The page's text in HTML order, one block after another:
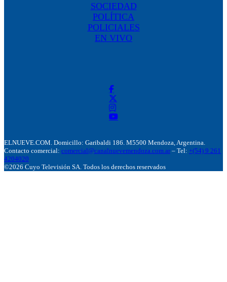
SOCIEDAD
POLÍTICA
POLICIALES
EN VIVO
ELNUEVE.COM. Domicillo: Garibaldi 186. M5500 Mendoza, Argentina.
Contacto comercial: comercial@canalnuevemendoza.com.ar – Tel: +(54) 9 261
4204020
©2026 Cuyo Televisión SA. Todos los derechos reservados